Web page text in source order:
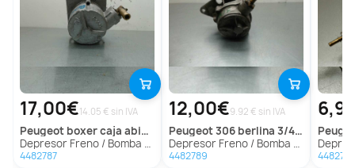
17,00€14.05 € sin IVA
peugeot boxer caja abierta (rs2850)(330)('02->)
Depresor Freno / Bomba Vacio para Peugeot Boxer Caja Abierta (Rs2850)(330)('02->)
4482787
12,00€9.92 € sin IVA
peugeot306 berlina 3/4/5 puertas (s2)
Depresor Freno / Bomba Vacio para Peugeot 306 Berlina 3/4/5 Puertas (S2)
4482789
Depresor
4482797